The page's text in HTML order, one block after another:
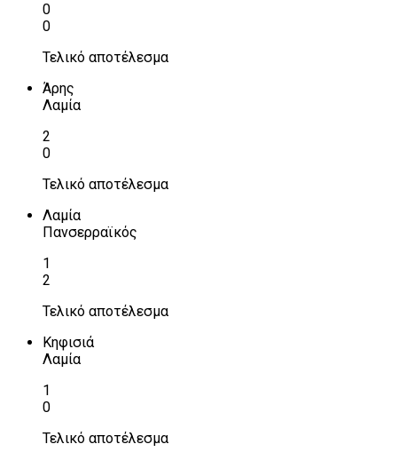
0
0
Τελικό αποτέλεσμα
Άρης
Λαμία
2
0
Τελικό αποτέλεσμα
Λαμία
Πανσερραϊκός
1
2
Τελικό αποτέλεσμα
Κηφισιά
Λαμία
1
0
Τελικό αποτέλεσμα